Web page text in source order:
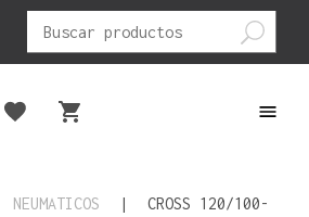
Buscar
por:
NEUMATICOS |
CROSS 120/100-